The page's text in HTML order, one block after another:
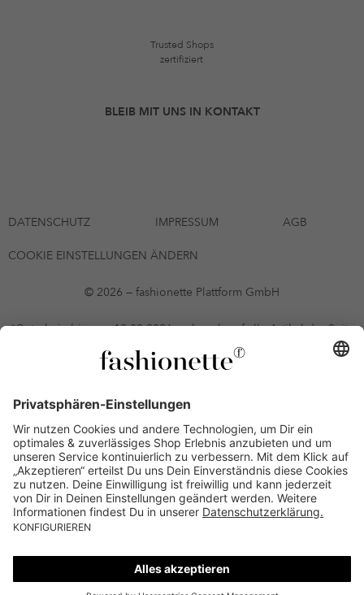
Trusted Shops
zertifiziert
BLEIB MIT UNS IN KONTAKT
DATENSCHUTZ IMPRESSUM AGB
COOKIE EINSTELLUNGEN ÄNDERN
© 2026 — fashionette Plattform GmbH
*Gutschein bis zum 12.08.2026 mehrmals auf alle Artikel der Seite
fashionette.at/selected-styles anwendbar. Es gelten die in den AGB
§9 festgelegten Bedingungen.
vorausgesetzt, alle Preise inkl. MwSt. und ohne Versandkosten. Bei
Ratenkäufen kann die letzte Rate geringfügig abweichen. Die
Anzahl der Raten und die jeweilige Verfügbarkeit von
Zahlungsmethoden kann variieren. Die Prominenten, die
namentlich genannt oder dargestellt werden, haben keine der auf
der Website angebotenen Artikel anerkannt, empfohlen oder
befürwortet. Lieferungen sind nur an Lieferadressen in Österreich